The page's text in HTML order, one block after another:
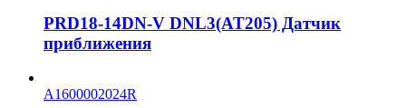
PRD18-14DN-V DNL3(AT205) Датчик
приближения
A1600002024R